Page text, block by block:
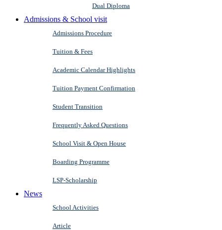
Dual Diploma
Admissions & School visit
Admissions Procedure
Tuition & Fees
Academic Calendar Highlights
Tuition Payment Confirmation
Student Transition
Frequently Asked Questions
School Visit & Open House
Boarding Programme
LSP-Scholarship
News
School Activities
Article